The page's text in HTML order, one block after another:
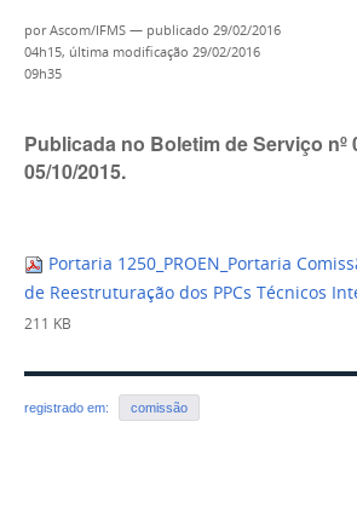
porAscom/IFMS — publicado 29/02/2016
04h15, última modificação 29/02/2016
09h35
Publicada no Boletim de Serviço nº
05/10/2015.
Portaria 1250_PROEN_Portaria
de Reestruturação dos PPCs Técnicos
211 KB
registrado em: comissão